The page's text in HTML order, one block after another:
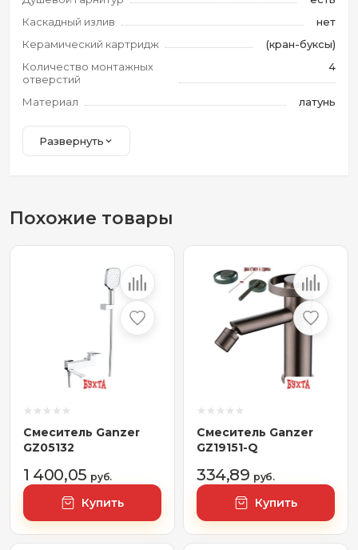
Каскадный излив
нет
Керамический картридж
(кран-буксы)
Количество монтажных
отверстий
4
Материал латунь
Развернуть
Похожие товары
Смеситель Ganzer
GZ05132
1 400,05 руб.
Купить
Смеситель Ganzer
GZ19151-Q
334,89 руб.
Купить